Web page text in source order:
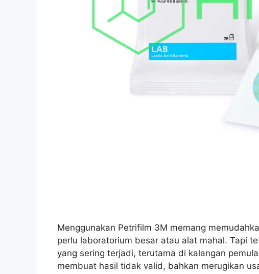
Menggunakan Petrifilm 3M memang
perlu laboratorium besar atau alat mahal. Tapi
yang sering terjadi, terutama di kalangan
membuat hasil tidak valid, bahkan merugikan